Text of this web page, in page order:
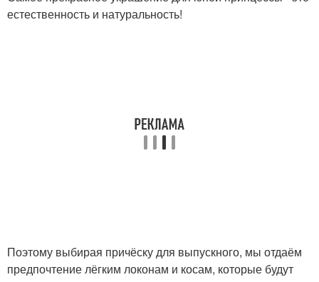
естественность и натуральность!
Поэтому выбирая причёску для выпускного, мы отдаём
предпочтение лёгким локонам и косам, которые будут